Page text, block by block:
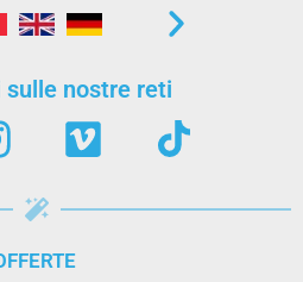
sulle nostre reti